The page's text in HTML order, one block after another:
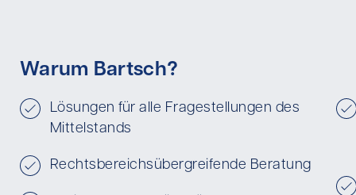
Warum Bartsch?
Lösungen für alle Fragestellungen des
Mittelstands
Rechtsbereichsübergreifende Beratung